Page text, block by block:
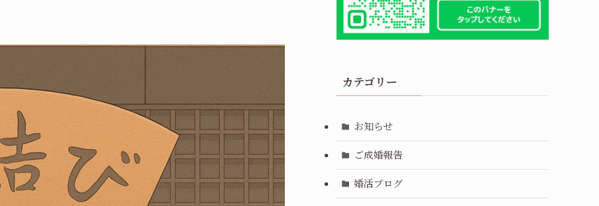
カテゴリー
お知らせ
ご成婚報告
婚活ブログ